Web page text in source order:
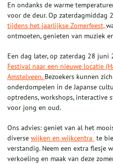
En ondanks de warme
voor de deur. Op zaterdagmiddag
tijdens het jaarlijkse Zomerfeest,
ontmoeten, genieten van muziek
Een dag later, op zaterdag 28
Festival naar een nieuwe locatie
Amstelveen. Bezoekers kunnen
onderdompelen in de Japanse
optredens, workshops, interactive
voor jong en oud.
Ons advies: geniet van al het
diverse wijken en wijkcentra te
verstandig. Neem een extra flesje
verkoeling en maak van deze